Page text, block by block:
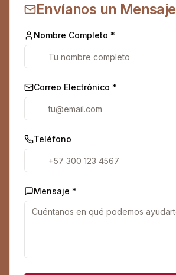
Envíanos un Mensaje
Nombre Completo *
Correo Electrónico *
Teléfono
Mensaje *